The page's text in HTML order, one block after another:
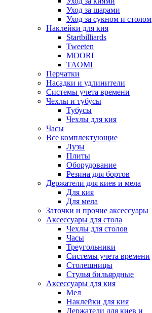
Уход за шарами
Уход за сукном и столом
Наклейки для кия
Startbilliards
Tweeten
MOORI
TAOMI
Перчатки
Насадки и удлинители
Системы учета времени
Чехлы и тубусы
Тубусы
Чехлы для кия
Часы
Все комплектующие
Лузы
Плиты
Оборудование
Резина для бортов
Держатели для киев и мела
Для кия
Для мела
Заточки и прочие аксессуары
Аксессуары для стола
Чехлы для столов
Часы
Треугольники
Системы учета времени
Столешницы
Стулья бильярдные
Аксессуары для кия
Мел
Наклейки для кия
Держатели для киев и